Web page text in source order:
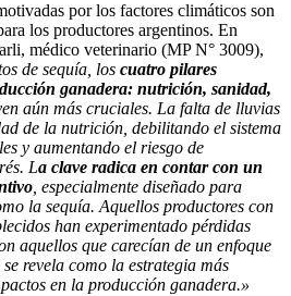
por los factores climáticos son
los productores argentinos. En
médico veterinario (MP N° 3009),
de sequía, los cuatro pilares
ganadera: nutrición, sanidad,
aún más cruciales. La falta de lluvias
de la nutrición, debilitando el sistema
y aumentando el riesgo de
La clave radica en contar con un
, especialmente diseñado para
la sequía. Aquellos productores con
han experimentado pérdidas
aquellos que carecían de un enfoque
revela como la estrategia más
en la producción ganadera.»